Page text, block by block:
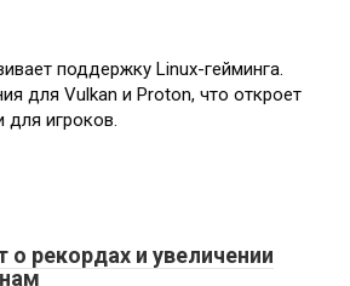
поддержку Linux-гейминга.
для Vulkan и Proton, что откроет
игроков.
рекордах и увеличении